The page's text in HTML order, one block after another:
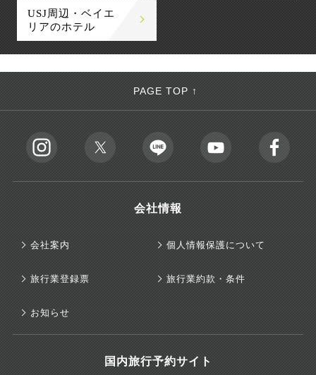
USJ周辺・ベイエ
リアのホテル
PAGE TOP ↑
会社情報
会社案内 個人情報保護について
旅行業登録票 旅行業約款・条件
お知らせ
国内旅行予約サイト